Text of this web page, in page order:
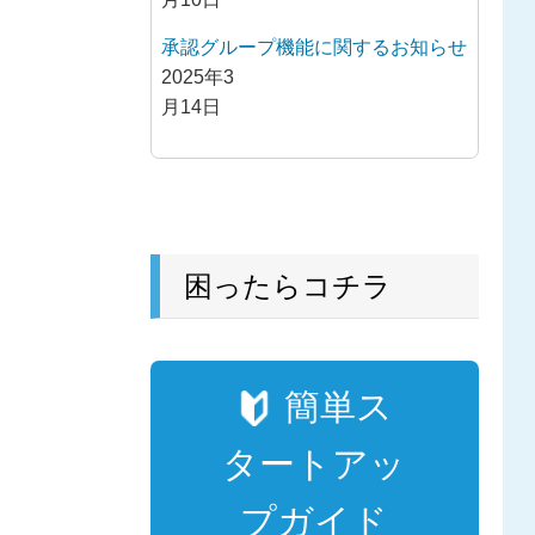
承認グループ機能に関するお知らせ
2025年3
月14日
困ったらコチラ
簡単ス
タートアッ
プガイド